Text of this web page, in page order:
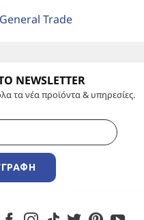
General Trade
NEWSLETTER
τα νέα προϊόντα & υπηρεσίες.